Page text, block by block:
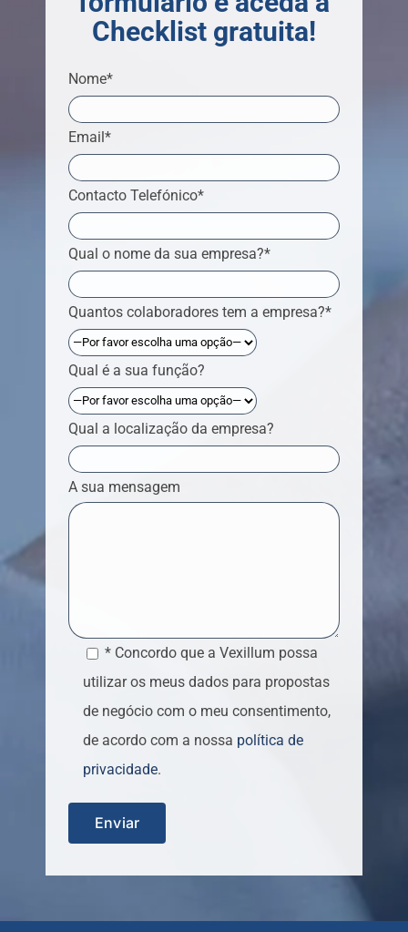
Checklist gratuita!
Nome*
Email*
Contacto Telefónico*
Qual o nome da sua empresa?*
Quantos colaboradores tem a empresa?*
Qual é a sua função?
Qual a localização da empresa?
A sua mensagem
* Concordo que a Vexillum possa
utilizar os meus dados para propostas
de negócio com o meu consentimento,
de acordo com a nossa política de
privacidade.